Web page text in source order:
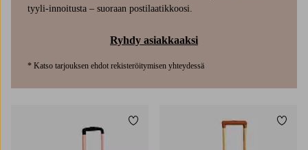
tyyli-innoitusta – suoraan postilaatikkoosi.
Ryhdy asiakkaaksi
* Katso tarjouksen ehdot rekisteröitymisen yhteydessä
Lisää suosikkeihin